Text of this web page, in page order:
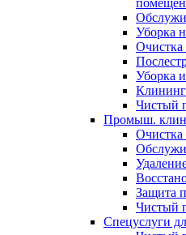
Уборка
Уборка
Чистый
Промыш.
Защита
Чистый
Спецуслуги